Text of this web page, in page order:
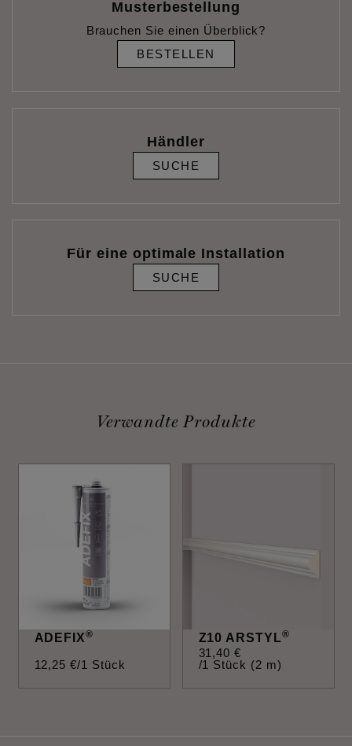
Musterbestellung
Brauchen Sie einen Überblick?
BESTELLEN
Händler
SUCHE
Für eine optimale Installation
SUCHE
Verwandte Produkte
ADEFIX®
12,25 €/1 Stück
Z10 ARSTYL®
31 ,40 €
/1 Stück (2 m)